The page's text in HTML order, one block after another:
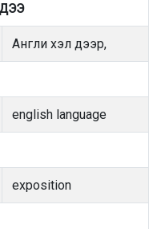
Англи хэл дээр,
english language
exposition